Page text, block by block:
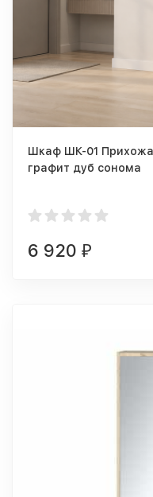
Шкаф ШК-01
графит дуб сонома
6 920 ₽